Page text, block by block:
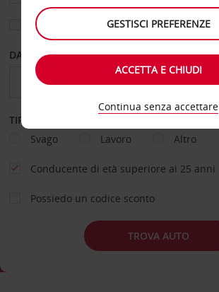
Scegli una località di riconsegna diversa
DAL GIORNO AL GIORNO
TIPOLOGIA DI NOLEGGIO
Svago
Lavoro Altro
Conducente di età superiore ai 25 anni
Possiedo un codice sconto
TROVA AUTO
GESTISCI PREFERENZE
ACCETTA E CHIUDI
Continua senza accettare